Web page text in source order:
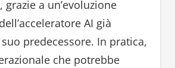
, grazie a un’evoluzione
AI già
predecessore. In pratica,
che potrebbe